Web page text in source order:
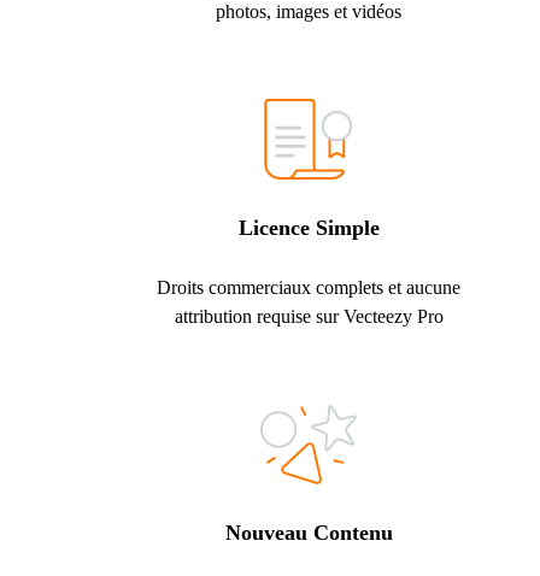
photos, images et vidéos
Licence Simple
Droits commerciaux complets et aucune
attribution requise sur Vecteezy Pro
Nouveau Contenu